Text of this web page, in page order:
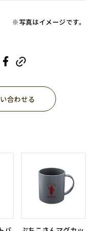
※写真はイメージです。
合わせる